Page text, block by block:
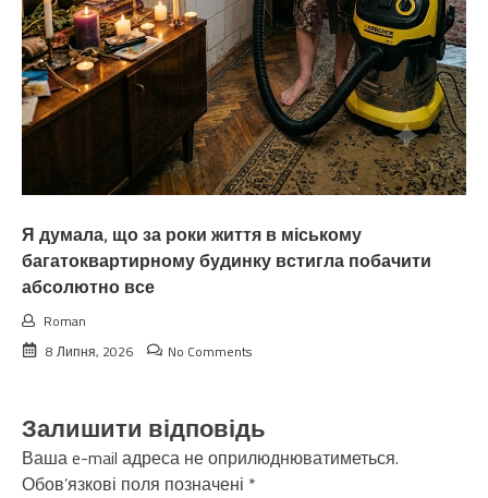
Я думала, що за роки життя в міському
багатоквартирному будинку встигла побачити
абсолютно все
Roman
8 Липня, 2026
No Comments
Залишити відповідь
Ваша e-mail адреса не оприлюднюватиметься.
Обов’язкові поля позначені *